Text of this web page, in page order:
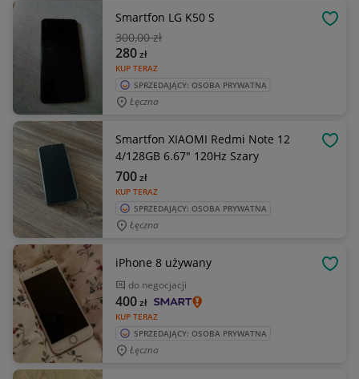
Smartfon LG K50 S
300,00 zł
KUP TERAZ
280zł
SPRZEDAJĄCY: OSOBA PRYWATNA
Łęczna
Smartfon XIAOMI Redmi Note 12
4/128GB 6.67" 120Hz Szary
KUP TERAZ
700zł
SPRZEDAJĄCY: OSOBA PRYWATNA
Łęczna
iPhone 8 używany
do negocjacji
KUP TERAZ
400zł
SPRZEDAJĄCY: OSOBA PRYWATNA
Łęczna